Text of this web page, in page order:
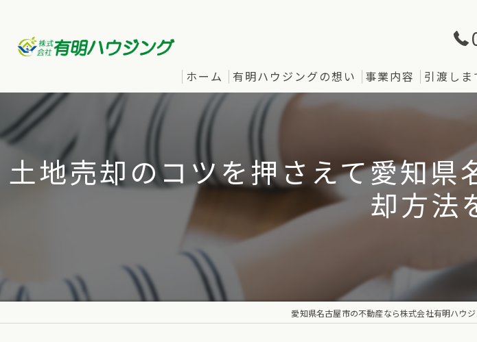
ホーム 有明ハウジングの想い 事業内容 引渡し
土地売却のコツを押さえて愛知
却方法
愛知県名古屋市の不動産なら株式会社有明ハウ